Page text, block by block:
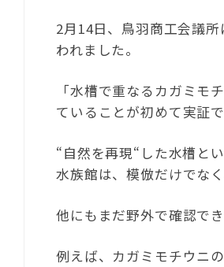
2月14日、鳥羽商工会議
われました。
「水槽で重なるカガミモ
ていることが初めて実証
“自然を再現“した水槽と
水族館は、模倣だけでな
他にもまだ野外で確認で
例えば、カガミモチウニ